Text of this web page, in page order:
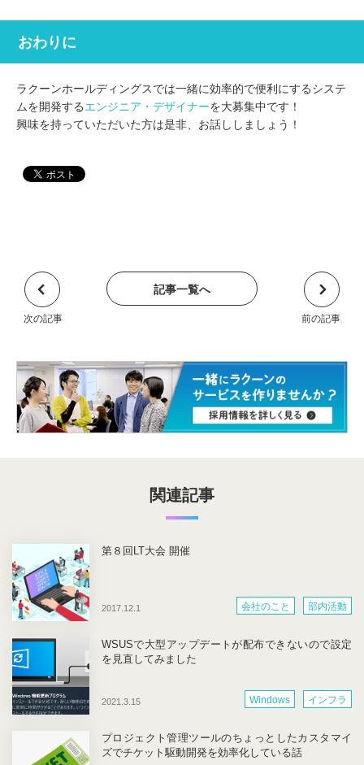
おわりに
ラクーンホールディングスでは一緒に効率的で便利にするシステ
ムを開発するエンジニア・デザイナーを大募集中です！
興味を持っていただいた方は是非、お話ししましょう！
記事一覧へ
関連記事
2017.12.1
第８回LT大会 開催
会社のこと 部内活動
2021.3.15
WSUSで大型アップデートが配布できないので設定
を見直してみました
Windows インフラ
プロジェクト管理ツールのちょっとしたカスタマイ
ズでチケット駆動開発を効率化している話